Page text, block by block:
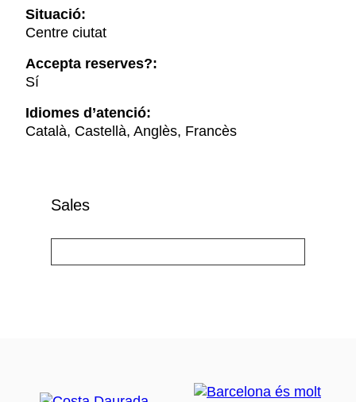
Situació:
Centre ciutat
Accepta reserves?:
Sí
Idiomes d’atenció:
Català, Castellà, Anglès, Francès
Sales